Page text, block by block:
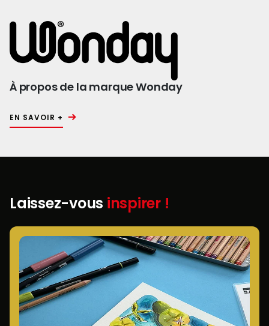
À propos de la marque Wonday
EN SAVOIR +
Laissez-vous inspirer !